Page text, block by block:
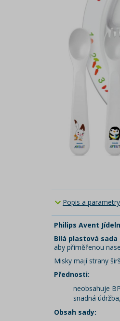
Popis a parametry
Philips Avent
Bílá plastová sada
aby přiměřenou
Misky mají strany
Přednosti:
neobsahuje
snadná
Obsah sady: